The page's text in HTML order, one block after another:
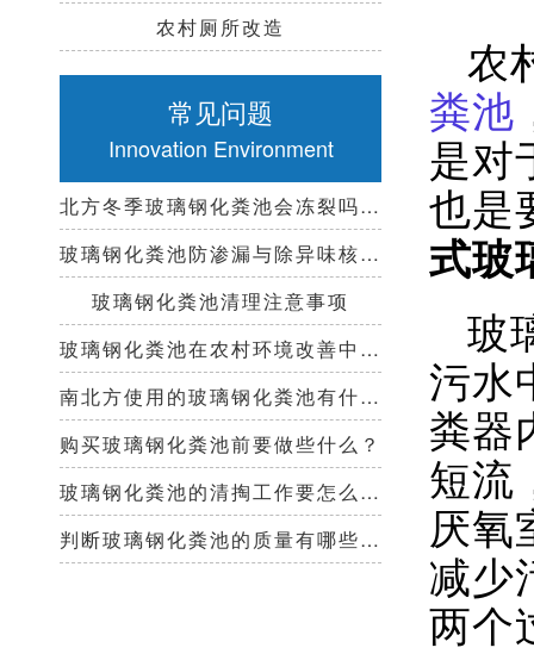
农村厕所改造
常见问题
Innovation Environment
北方冬季玻璃钢化粪池会冻裂吗？需要保温措施吗？
玻璃钢化粪池防渗漏与除异味核心技术指南
玻璃钢化粪池清理注意事项
玻璃钢化粪池在农村环境改善中起到哪些作用？
南北方使用的玻璃钢化粪池有什么区别？
购买玻璃钢化粪池前要做些什么？
玻璃钢化粪池的清掏工作要怎么做？
判断玻璃钢化粪池的质量有哪些好办法？
农
粪池
是对
也是
式玻
玻
污水
粪器
短流
厌氧
减少
两个